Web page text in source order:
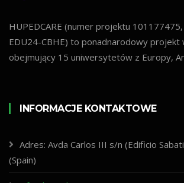
HUPEDCARE (numer projektu 101177475,
EDU24-CBHE) to ponadnarodowy projekt
obejmujący 15 uniwersytetów z Europy,
INFORMACJE KONTAKTOWE
Adres: Avda Carlos III s/n (Edificio
(Spain)